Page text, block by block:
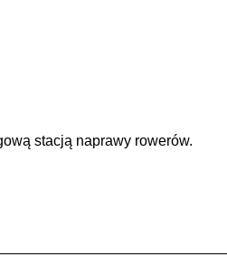
stacją naprawy rowerów.